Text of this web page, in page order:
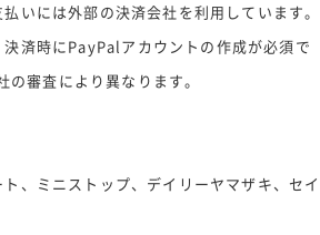
いには外部の決済会社を利用しています。
済時にPayPalアカウントの作成が必須で
審査により異なります。
、ミニストップ、デイリーヤマザキ、セイ